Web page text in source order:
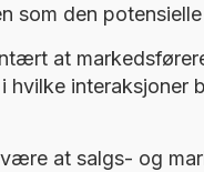
som den
at
hvilke interaksjoner
at salgs- og